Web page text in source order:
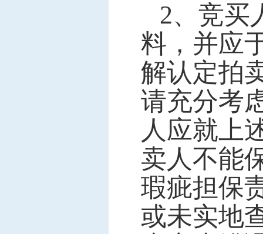
2、竞买
料，并应
解认定拍
请充分考
人应就上
卖人不能
瑕疵担保
或未实地